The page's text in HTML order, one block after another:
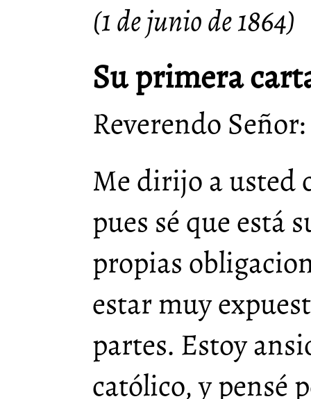
(1 de junio de 1864)
Su primera
Reverendo Señor:
Me dirijo a usted
pues sé que está
propias
estar muy
partes. Estoy
católico, y pensé